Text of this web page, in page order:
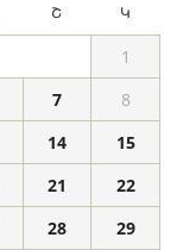
Շ Կ
1
7
8
14
15
21
22
28
29